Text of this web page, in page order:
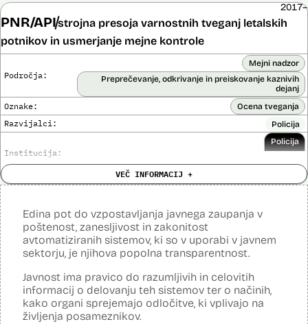
PNR/APIstrojna presoja varnostnih tveganj letalskih
potnikov in usmerjanje mejne kontrole
2017–
Področja:
Mejni nadzor
Preprečevanje, odkrivanje in preiskovanje kaznivih
dejanj
Oznake: Ocena tveganja
Razvijalci: Policija
Institucija:
Policija
Cena: Neznana ?
Analiza učinka na osebne podatke opravljena:
Posodobljeno: 3. december 2024
Sistem avtomatizirano zbira, obdeluje, presoja varnostna tveganja ter
evidence potnikov iz sistema rezervacij letalskih vozovnic. Po
avtomatiziranem preverjanju podatkov PNR (Passenger Name
Record) in API (Advanced Passenger Information) v primeru ujemanja
v evidencah policije, SIS in Interpola poda rezultat v obliki "zadetek oz.
VEČ INFORMACIJ +
Edina pot do vzpostavljanja javnega zaupanja v
poštenost, zanesljivost in zakonitost
avtomatiziranih sistemov, ki so v uporabi v javnem
sektorju, je njihova popolna transparentnost.
Javnost ima pravico do razumljivih in celovitih
informacij o delovanju teh sistemov ter o načinih,
kako organi sprejemajo odločitve, ki vplivajo na
življenja posameznikov.